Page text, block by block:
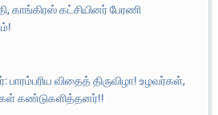
காங்கிரஸ் கட்சியினர் பேரணி
பாரம்பரிய விதைத் திருவிழா! உழவர்கள்,
கண்டுகளித்தனர்!!